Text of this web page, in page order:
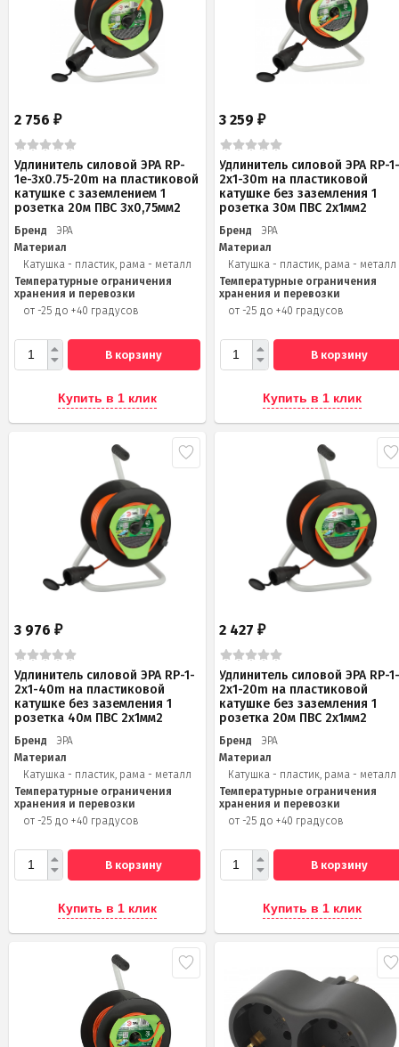
2 756 ₽
Удлинитель силовой ЭРА RP-
1e-3х0.75-20m на пластиковой
катушке c заземлением 1
розетка 20м ПВС 3х0,75мм2
Бренд
ЭРА
Материал
Катушка - пластик, рама - металл
Температурные ограничения
хранения и перевозки
от -25 до +40 градусов
В корзину
Купить в 1 клик
3 259₽
Удлинитель силовой ЭРА RP-
2x1-30m на пластиковой
катушке без заземления 1
розетка 30м ПВС 2x1мм2
Бренд
ЭРА
Материал
Катушка - пластик, рама - металл
Температурные ограничения
хранения и перевозки
от -25 до +40 градусов
В корзину
Купить в 1 клик
3 976 ₽
Удлинитель силовой ЭРА RP-1-
2x1-40m на пластиковой
катушке без заземления 1
розетка 40м ПВС 2x1мм2
Бренд
ЭРА
Материал
Катушка - пластик, рама - металл
Температурные ограничения
хранения и перевозки
от -25 до +40 градусов
В корзину
Купить в 1 клик
2 427₽
Удлинитель силовой ЭРА RP-
2x1-20m на пластиковой
катушке без заземления 1
розетка 20м ПВС 2х1мм2
Бренд
ЭРА
Материал
Катушка - пластик, рама - металл
Температурные ограничения
хранения и перевозки
от -25 до +40 градусов
В корзину
Купить в 1 клик